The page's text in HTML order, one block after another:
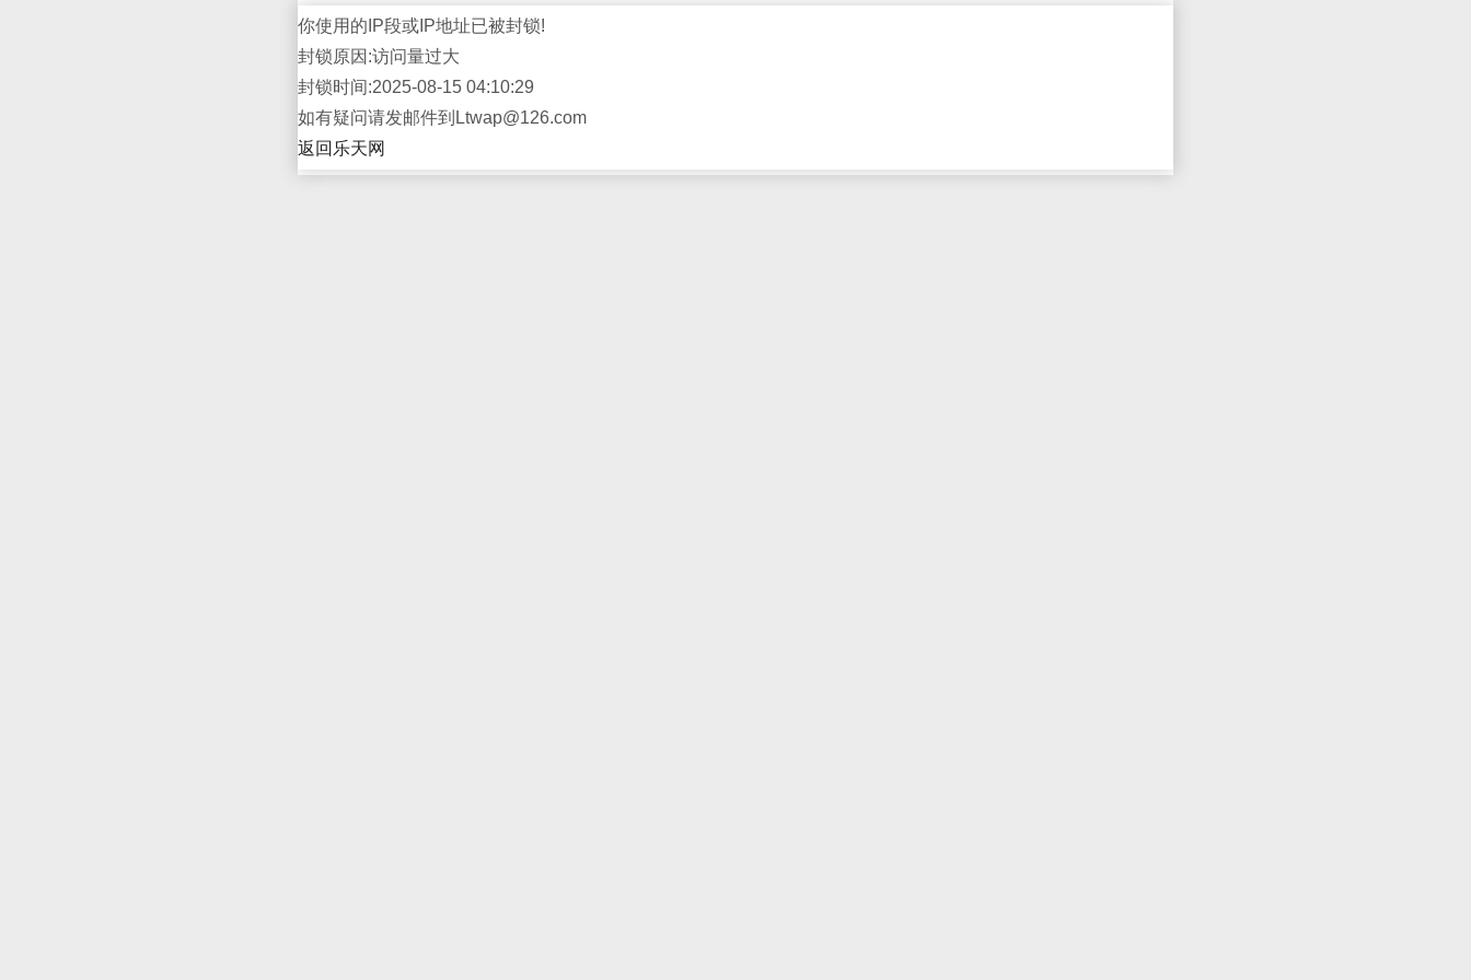
你使用的IP段或IP地址已被封锁!
封锁原因:访问量过大
封锁时间:2025-08-15 04:10:29
如有疑问请发邮件到Ltwap@126.com
返回乐天网